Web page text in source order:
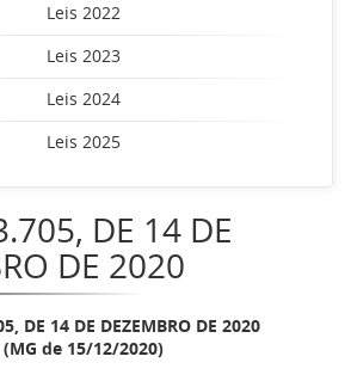
Leis 2022
Leis 2023
Leis 2024
Leis 2025
DE 14 DE
DE 2020
DE 14 DE DEZEMBRO DE 2020
(MG de 15/12/2020)